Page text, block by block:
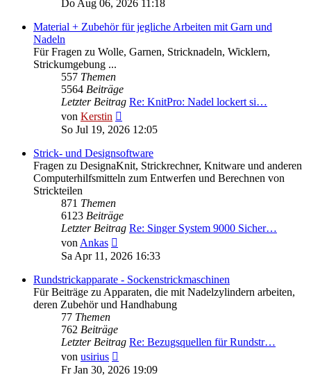
Do Aug 06, 2026 11:18
Material + Zubehör für jegliche Arbeiten mit Garn und
Nadeln
Für Fragen zu Wolle, Garnen, Stricknadeln, Wicklern,
Strickumgebung ...
557 Themen
5564 Beiträge
Letzter Beitrag Re: KnitPro: Nadel lockert si…
von Kerstin
Beitrag
So Jul 19, 2026 12:05
Strick- und Designsoftware
Fragen zu DesignaKnit, Strickrechner, Knitware und anderen
Computerhilfsmitteln zum Entwerfen und Berechnen von
Strickteilen
871 Themen
6123 Beiträge
Letzter Beitrag Re: Singer System 9000 Sicher…
vonAnkas
Beitrag
Sa Apr 11, 2026 16:33
Rundstrickapparate - Sockenstrickmaschinen
Für Beiträge zu Apparaten, die mit Nadelzylindern arbeiten,
deren Zubehör und Handhabung
77 Themen
762 Beiträge
Letzter Beitrag Re: Bezugsquellen für Rundstr…
von usirius
Beitrag
Fr Jan 30, 2026 19:09